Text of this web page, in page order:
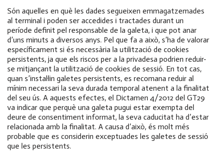
Són aquelles en què les dades segueixen emmagatzemades
al terminal i poden ser accedides i tractades durant un
període definit pel responsable de la galeta, i que pot anar
d’uns minuts a diversos anys. Pel que fa a això, s’ha de valorar
específicament si és necessària la utilització de cookies
persistents, ja que els riscos per a la privadesa podrien reduir-
se mitjançant la utilització de cookies de sessió. En tot cas,
quan s’instal·lin galetes persistents, es recomana reduir al
mínim necessari la seva durada temporal atenent a la finalitat
del seu ús. A aquests efectes, el Dictamen 4/2012 del GT29
va indicar que perquè una galeta pugui estar exempta del
deure de consentiment informat, la seva caducitat ha d’estar
relacionada amb la finalitat. A causa d’això, és molt més
probable que es considerin exceptuades les galetes de sessió
que les persistents.